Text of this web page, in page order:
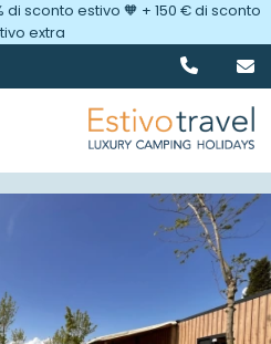
sconto estivo 🧡 + 150 € di sconto
extra